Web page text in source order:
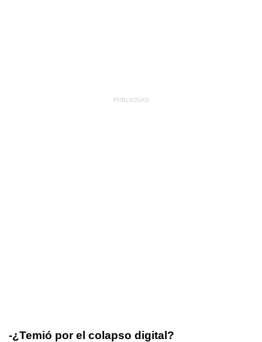
-¿Temió por el colapso digital?